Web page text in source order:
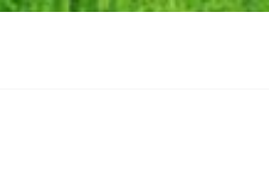
na problem